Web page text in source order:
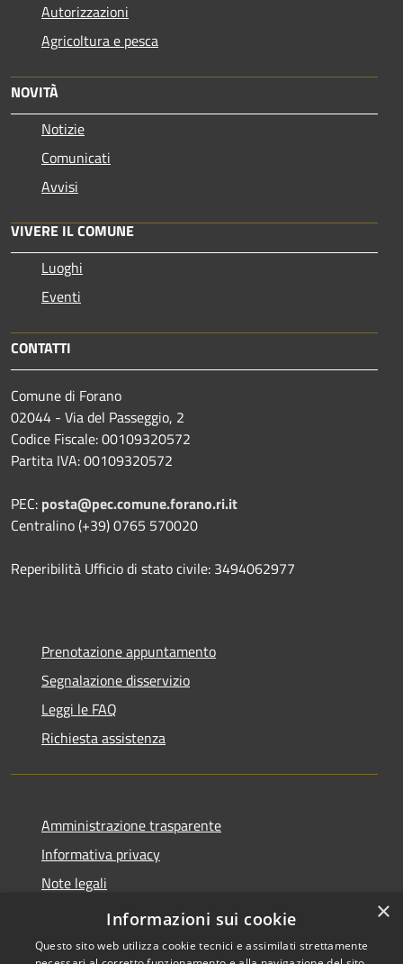
Autorizzazioni
Agricoltura e pesca
NOVITÀ
Notizie
Comunicati
Avvisi
VIVERE IL COMUNE
Luoghi
Eventi
CONTATTI
Comune di Forano
02044 - Via del Passeggio, 2
Codice Fiscale: 00109320572
Partita IVA: 00109320572
PEC: posta@pec.comune.forano.ri.it
Centralino (+39) 0765 570020
Reperibilità Ufficio di stato civile: 3494062977
Prenotazione appuntamento
Segnalazione disservizio
Leggi le FAQ
Richiesta assistenza
Amministrazione trasparente
Informativa privacy
Note legali
Dichiarazione di accessibilità
×
Informazioni sui cookie
Questo sito web utilizza cookie tecnici e assimilati strettamente